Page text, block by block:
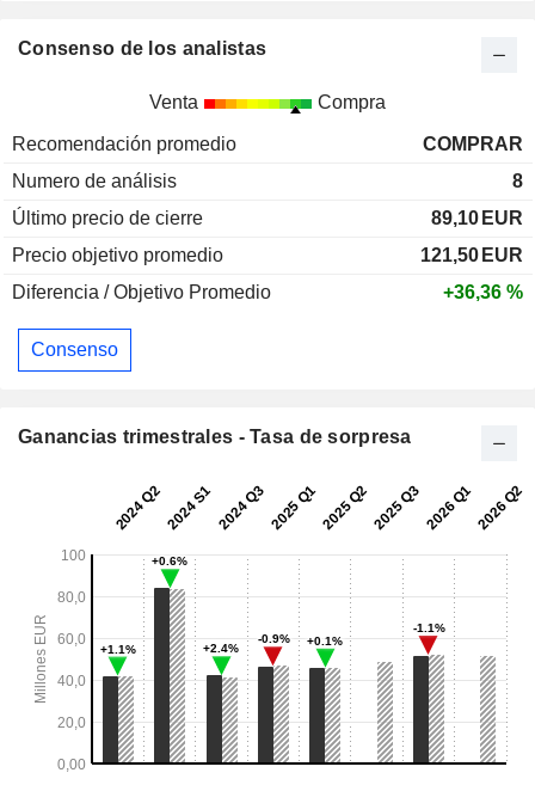
Consenso de los analistas
Venta Compra
Recomendación promedio
COMPRAR
Numero de análisis
8
Último precio de cierre
89,10 EUR
Precio objetivo promedio
121,50 EUR
Diferencia / Objetivo Promedio
+36,36 %
Consenso
Ganancias trimestrales - Tasa de sorpresa